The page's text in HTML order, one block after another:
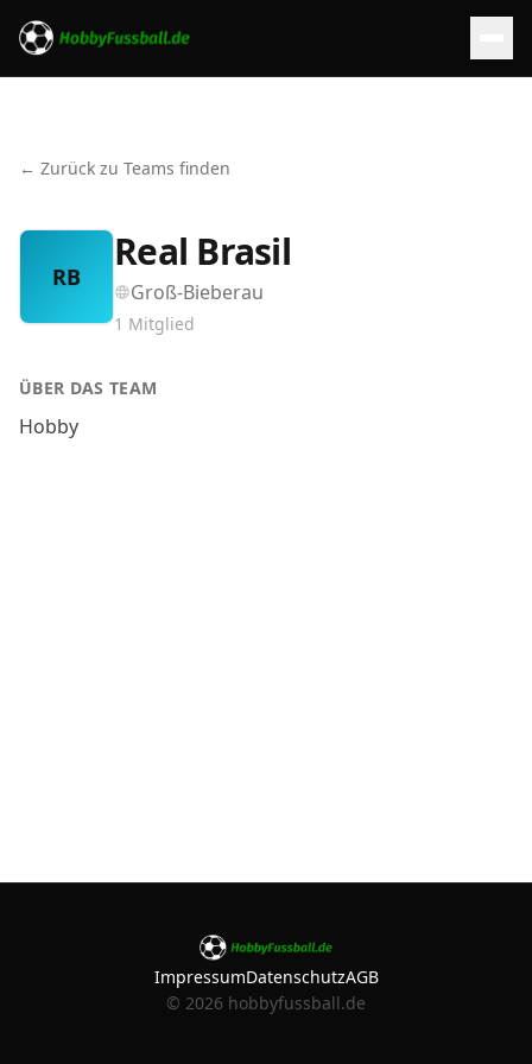
← Zurück zu Teams finden
RB
Real Brasil
Groß-Bieberau
1 Mitglied
ÜBER DAS TEAM
Hobby
ImpressumDatenschutzAGB
© 2026 hobbyfussball.de